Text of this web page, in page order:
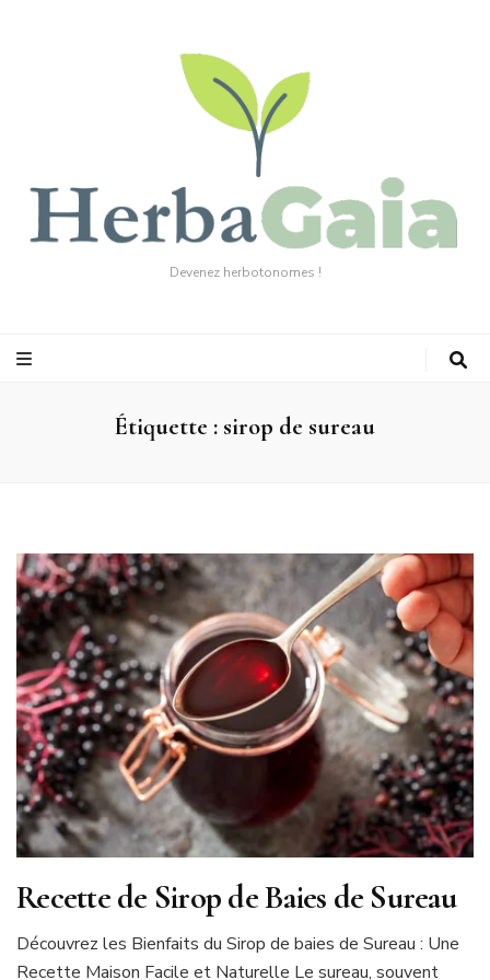
Devenez herbotonomes !
Étiquette : sirop de sureau
Recette de Sirop de Baies de Sureau
Découvrez les Bienfaits du Sirop de baies de Sureau : Une
Recette Maison Facile et Naturelle Le sureau, souvent